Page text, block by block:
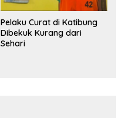
Pelaku Curat di Katibung
Dibekuk Kurang dari
Sehari